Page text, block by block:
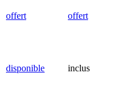
offert offert
disponible inclus